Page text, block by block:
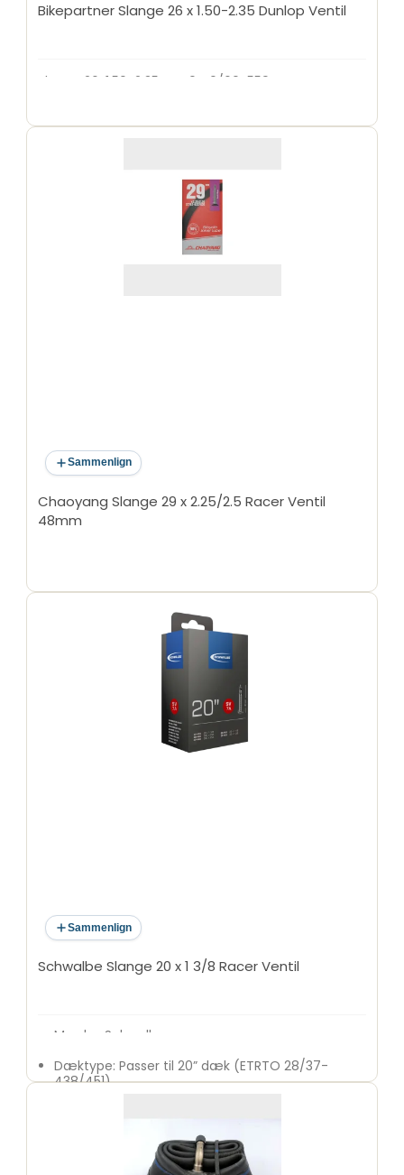
Bikepartner Slange 26 x 1.50-2.35 Dunlop Ventil
Slange 26x1,50-2,35 DV40 40/60-559
Sammenlign
Chaoyang Slange 29 x 2.25/2.5 Racer Ventil
48mm
Sammenlign
Schwalbe Slange 20 x 1 3/8 Racer Ventil
Mærke: Schwalbe
Dæktype: Passer til 20” dæk (ETRTO 28/37-
438/451)
Slangetype: Standard
Egenskaber: Langvarig lufttæthed, høj elasticitet,